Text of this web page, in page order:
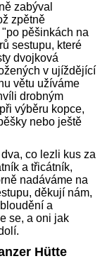
zabýval
zpětně
pěšinkách na
sestupu, které
dvojková
v ujíždějící
větu užíváme
drobným
výběru kopce,
nebo ještě
co lezli kus za
a třicátník,
nadáváme na
děkují nám,
a
se, a oni jak
Hütte